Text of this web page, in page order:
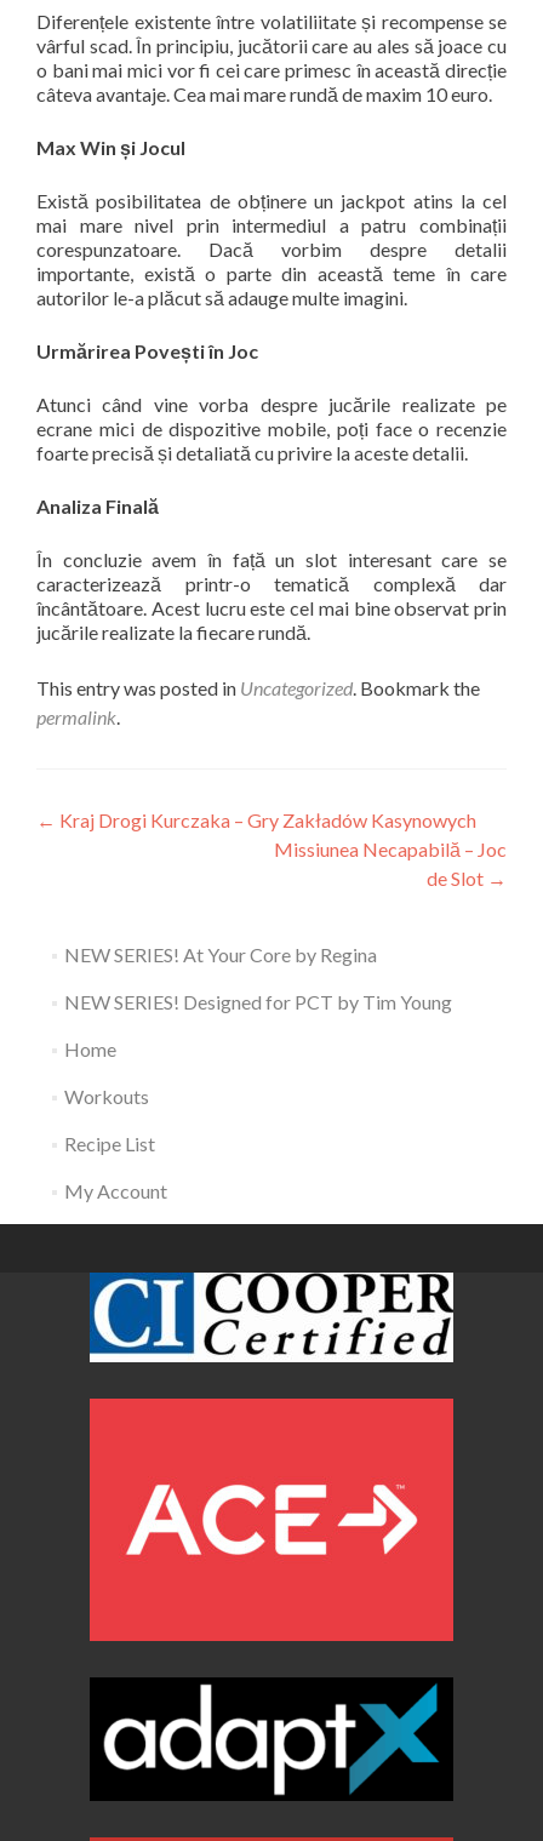
Diferențele existente între volatiliitate și recompense se
vârful scad. În principiu, jucătorii care au ales să joace cu
o bani mai mici vor fi cei care primesc în această direcție
câteva avantaje. Cea mai mare rundă de maxim 10 euro.
Max Win și Jocul
Există posibilitatea de obținere un jackpot atins la cel
mai mare nivel prin intermediul a patru combinații
corespunzatoare. Dacă vorbim despre detalii
importante, există o parte din această teme în care
autorilor le-a plăcut să adauge multe imagini.
Urmărirea Povești în Joc
Atunci când vine vorba despre jucările realizate pe
ecrane mici de dispozitive mobile, poți face o recenzie
foarte precisă și detaliată cu privire la aceste detalii.
Analiza Finală
În concluzie avem în față un slot interesant care se
caracterizează printr-o tematică complexă dar
încântătoare. Acest lucru este cel mai bine observat prin
jucările realizate la fiecare rundă.
This entry was posted in Uncategorized. Bookmark the
permalink.
Post
← Kraj Drogi Kurczaka – Gry Zakładów Kasynowych
Missiunea Necapabilă – Joc
de Slot →
NEW SERIES! At Your Core by Regina
NEW SERIES! Designed for PCT by Tim Young
Home
Workouts
Recipe List
My Account